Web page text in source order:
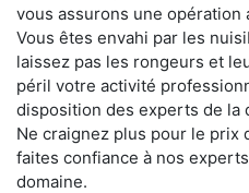
vous assurons une opération
Vous êtes envahi par les
laissez pas les rongeurs et
péril votre activité
disposition des experts de la
Ne craignez plus pour le prix
faites confiance à nos
domaine.